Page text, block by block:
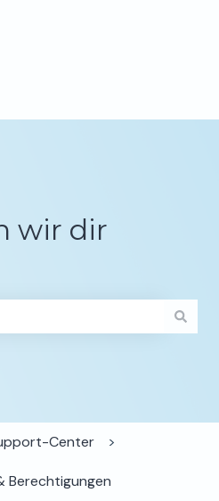
Übersetzungen anzeigen
wir dir
Center
Berechtigungen